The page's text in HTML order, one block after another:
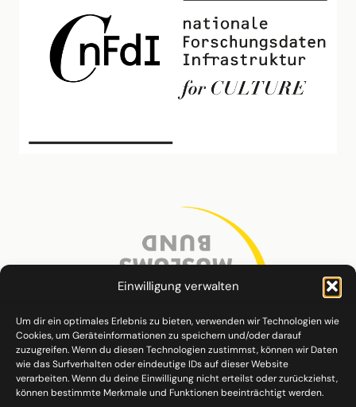
Einwilligung verwalten
Um dir ein optimales Erlebnis zu bieten, verwenden wir Technologien wie
Cookies, um Geräteinformationen zu speichern und/oder darauf
zuzugreifen. Wenn du diesen Technologien zustimmst, können wir Daten
wie das Surfverhalten oder eindeutige IDs auf dieser Website
verarbeiten. Wenn du deine Einwilligung nicht erteilst oder zurückziehst,
können bestimmte Merkmale und Funktionen beeinträchtigt werden.